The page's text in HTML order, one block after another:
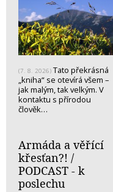
(7. 8. 2026) Tato překrásná
„kniha“ se otevírá všem –
jak malým, tak velkým. V
kontaktu s přírodou
člověk…
Armáda a věřící
křesťan?! /
PODCAST - k
poslechu